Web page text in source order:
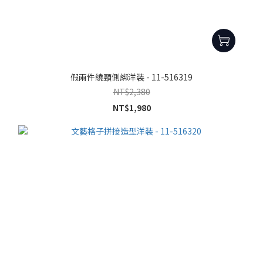
假兩件繞頸側綁洋裝 - 11-516319
NT$2,380
NT$1,980